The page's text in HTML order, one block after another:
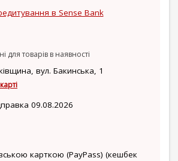
в Sense Bank
для товарів в наявності
вул. Бакинська, 1
09.08.2026
карткою (PayPass) (кешбек